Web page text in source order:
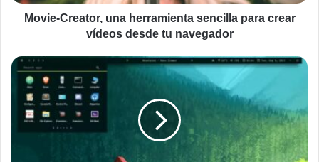
Movie-Creator, una herramienta sencilla para crear
vídeos desde tu navegador
Utilizar
Rainmeter
para
personalizar
escritorio